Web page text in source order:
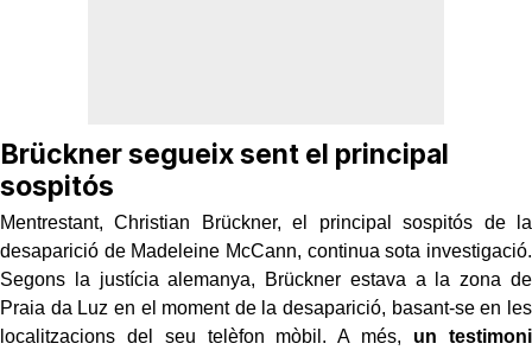
Brückner segueix sent el principal
sospitós
Mentrestant, Christian Brückner, el principal sospitós de la
desaparició de Madeleine McCann, continua sota investigació.
Segons la justícia alemanya, Brückner estava a la zona de
Praia da Luz en el moment de la desaparició, basant-se en les
localitzacions del seu telèfon mòbil. A més, un testimoni